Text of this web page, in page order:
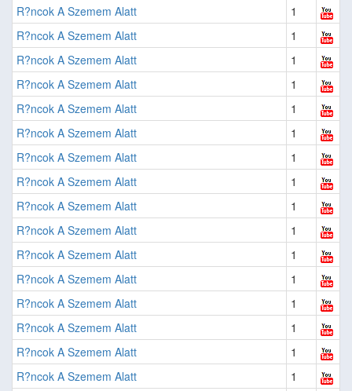
R?ncok A Szemem Alatt
1
R?ncok A Szemem Alatt
1
R?ncok A Szemem Alatt
1
R?ncok A Szemem Alatt
1
R?ncok A Szemem Alatt
1
R?ncok A Szemem Alatt
1
R?ncok A Szemem Alatt
1
R?ncok A Szemem Alatt
1
R?ncok A Szemem Alatt
1
R?ncok A Szemem Alatt
1
R?ncok A Szemem Alatt
1
R?ncok A Szemem Alatt
1
R?ncok A Szemem Alatt
1
R?ncok A Szemem Alatt
1
R?ncok A Szemem Alatt
1
R?ncok A Szemem Alatt
1